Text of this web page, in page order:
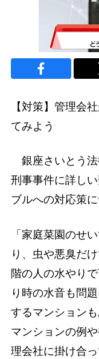
【対策】管理会
てみよう
銀座さいとう法
刑事事件に詳し
ブルへの対応策
「家庭菜園のせ
り、虫や悪臭だ
階の人の水やり
り時の水音も問
するマンション
マンションの例
理会社に掛け合